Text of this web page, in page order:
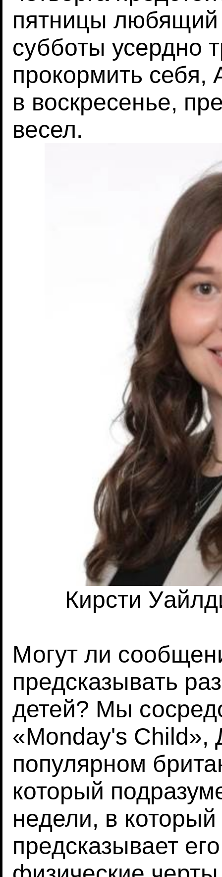
пятницы
субботы усердно
прокормить
в воскресенье,
весел.
Кирсти
Могут ли
предсказывать
детей? Мы
«Monday's Child»,
популярном
который
недели, в
предсказывает